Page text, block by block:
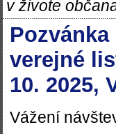
v živote
verejné
10. 2025,
Vážení